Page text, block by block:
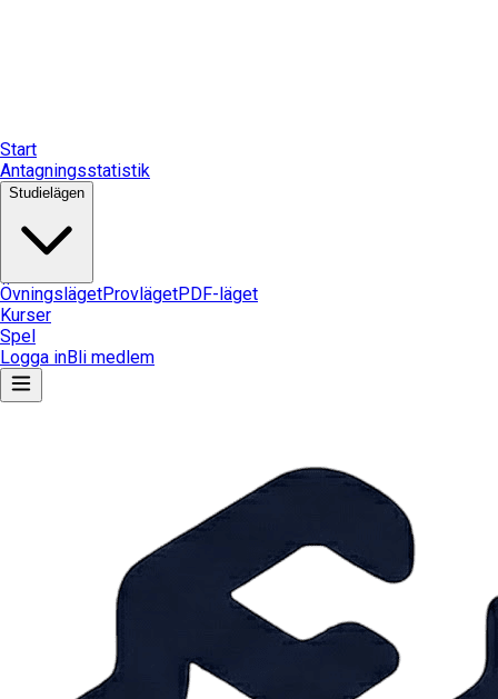
Start
Antagningsstatistik
Studielägen
ÖvningslägetProvlägetPDF-läget
Kurser
Spel
Logga inBli medlem